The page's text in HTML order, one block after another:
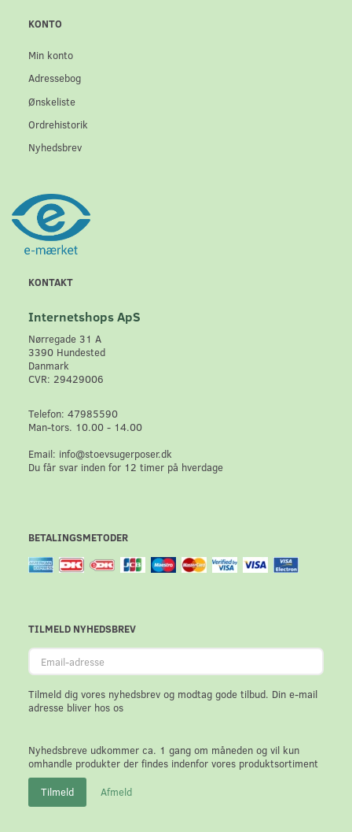
KONTO
Min konto
Adressebog
Ønskeliste
Ordrehistorik
Nyhedsbrev
KONTAKT
Internetshops ApS
Nørregade 31 A
3390 Hundested
Danmark
CVR: 29429006
Telefon: 47985590
Man-tors. 10.00 - 14.00
Email: info@stoevsugerposer.dk
Du får svar inden for 12 timer på hverdage
BETALINGSMETODER
TILMELD NYHEDSBREV
Email-
adresse
Tilmeld dig vores nyhedsbrev og modtag gode tilbud. Din e-mail
adresse bliver hos os
Nyhedsbreve udkommer ca. 1 gang om måneden og vil kun
omhandle produkter der findes indenfor vores produktsortiment
Tilmeld Afmeld